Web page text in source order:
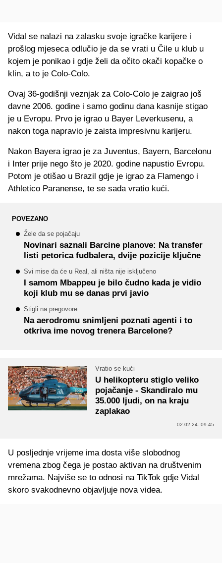
Vidal se nalazi na zalasku svoje igračke karijere i
prošlog mjeseca odlučio je da se vrati u Čile u klub u
kojem je ponikao i gdje želi da očito okači kopačke o
klin, a to je Colo-Colo.
Ovaj 36-godišnji veznjak za Colo-Colo je zaigrao još
davne 2006. godine i samo godinu dana kasnije stigao
je u Evropu. Prvo je igrao u Bayer Leverkusenu, a
nakon toga napravio je zaista impresivnu karijeru.
Nakon Bayera igrao je za Juventus, Bayern, Barcelonu
i Inter prije nego što je 2020. godine napustio Evropu.
Potom je otišao u Brazil gdje je igrao za Flamengo i
Athletico Paranense, te se sada vratio kući.
POVEZANO
Žele da se pojačaju
Novinari saznali Barcine planove: Na transfer
listi petorica fudbalera, dvije pozicije ključne
Svi mise da će u Real, ali ništa nije isključeno
I samom Mbappeu je bilo čudno kada je vidio
koji klub mu se danas prvi javio
Stigli na pregovore
Na aerodromu snimljeni poznati agenti i to
otkriva ime novog trenera Barcelone?
Vratio se kući
U helikopteru stiglo veliko
pojačanje - Skandiralo mu
35.000 ljudi, on na kraju
zaplakao
02.02.24. 09:45
U posljednje vrijeme ima dosta više slobodnog
vremena zbog čega je postao aktivan na društvenim
mrežama. Najviše se to odnosi na TikTok gdje Vidal
skoro svakodnevno objavljuje nova videa.